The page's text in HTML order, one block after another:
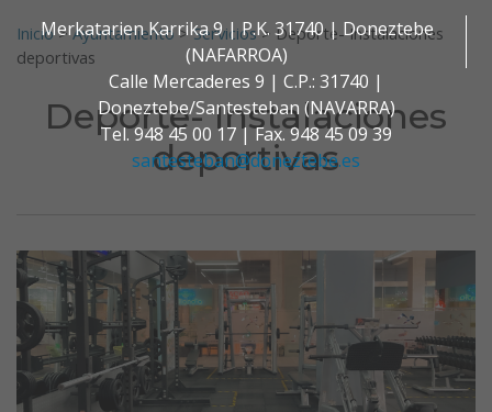
Merkatarien Karrika 9 | P.K. 31740 | Doneztebe
(NAFARROA)
Calle Mercaderes 9 | C.P.: 31740 |
Doneztebe/Santesteban (NAVARRA)
Tel. 948 45 00 17 | Fax. 948 45 09 39
santesteban@doneztebe.es
Buscar:
Inicio>Ayuntamiento>Servicios>Deporte- Instalaciones
deportivas
Deporte- Instalaciones
deportivas